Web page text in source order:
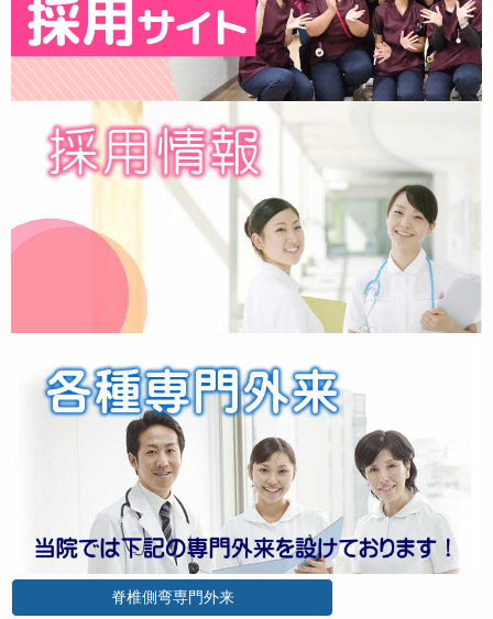
脊椎側弯専門外来